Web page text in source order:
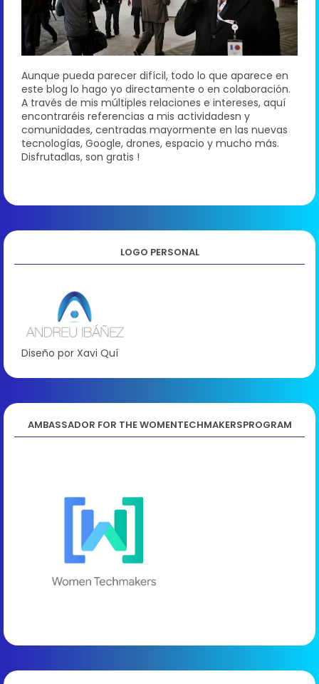
Aunque pueda parecer difícil, todo lo que aparece en
este blog lo hago yo directamente o en colaboración.
A través de mis múltiples relaciones e intereses, aquí
encontraréis referencias a mis actividadesn y
comunidades, centradas mayormente en las nuevas
tecnologías, Google, drones, espacio y mucho más.
Disfrutadlas, son gratis !
LOGO PERSONAL
Diseño por Xavi Quí
AMBASSADOR FOR THE WOMENTECHMAKERSPROGRAM